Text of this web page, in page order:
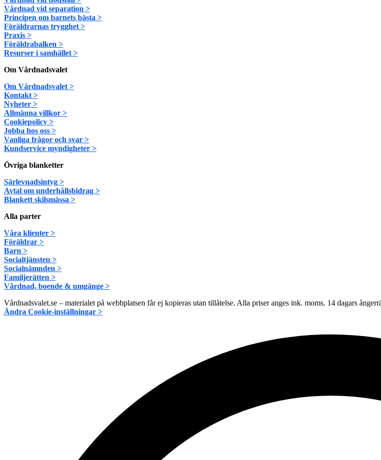
Vårdnad vid separation >
Principen om barnets bästa >
Föräldrarnas trygghet >
Praxis >
Föräldrabalken >
Resurser i samhället >
Om Vårdnadsvalet
Om Vårdnadsvalet >
Kontakt >
Nyheter >
Allmänna villkor >
Cookiepolicy >
Jobba hos oss >
Vanliga frågor och svar >
Kundservice myndigheter >
Övriga blanketter
Särlevnadsintyg >
Avtal om underhållsbidrag >
Blankett skilsmässa >
Alla parter
Våra klienter >
Föräldrar >
Barn >
Socialtjänsten >
Socialnämnden >
Familjerätten >
Vårdnad, boende & umgänge >
Vårdnadsvalet.se – materialet på webbplatsen får ej kopieras utan tillåtelse. Alla priser anges ink. moms. 14 dagars
Ändra Cookie-inställningar >